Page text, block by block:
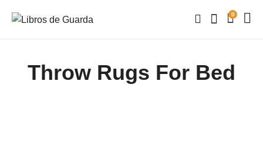
0
Throw Rugs For Bed